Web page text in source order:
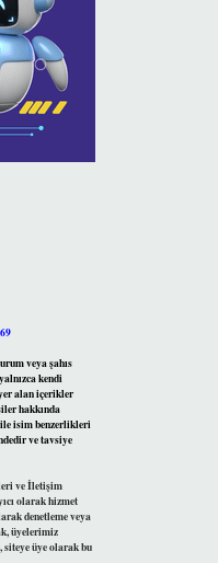
veya şahıs
kendi
alan içerikler
hakkında
isim benzerlikleri
ve tavsiye
ve İletişim
olarak hizmet
denetleme veya
üyelerimiz
üye olarak bu